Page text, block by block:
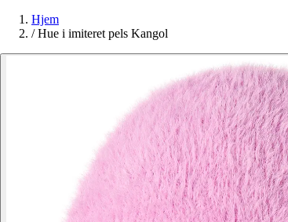
Hjem
/ Hue i imiteret pels Kangol